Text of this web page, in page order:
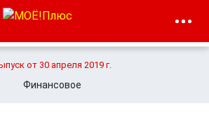
от 30 апреля 2019 г.
Финансовое